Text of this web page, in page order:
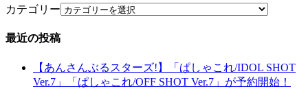
カテゴリー
最近の投稿
【あんさんぶるスターズ!】「ぱしゃこれ/IDOL SHOT
Ver.7」「ぱしゃこれ/OFF SHOT Ver.7」が予約開始！